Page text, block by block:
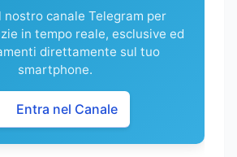
nostro canale Telegram per
in tempo reale, esclusive ed
direttamente sul tuo
smartphone.
Entra nel Canale